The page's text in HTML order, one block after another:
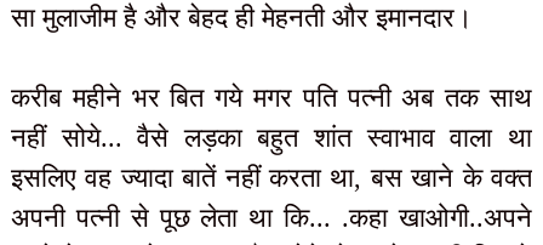
सा मुलाजीम है और बेहद ही मेहनती और इमानदार।
करीब महीने भर बित गये मगर पति पत्नी अब तक साथ
नहीं सोये... वैसे लड़का बहुत शांत स्वाभाव वाला था
इसलिए वह ज्यादा बातें नहीं करता था, बस खाने के वक्त
अपनी पत्नी से पूछ लेता था कि... .कहा खाओगी..अपने